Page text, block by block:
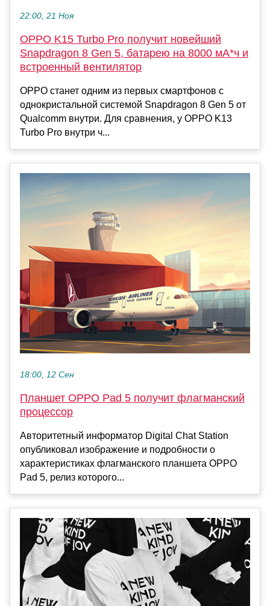
22:00, 21 Ноя
OPPO K15 Turbo Pro получит новейший
Snapdragon 8 Gen 5, батарею на 8000 мА*ч и
встроенный вентилятор
OPPO станет одним из первых смартфонов с
однокристальной системой Snapdragon 8 Gen 5 от
Qualcomm внутри. Для сравнения, у OPPO K13
Turbo Pro внутри ч...
18:00, 12 Сен
Планшет OPPO Pad 5 получит флагманский
процессор
Авторитетный информатор Digital Chat Station
опубликовал изображение и подробности о
характеристиках флагманского планшета OPPO
Pad 5, релиз которого...